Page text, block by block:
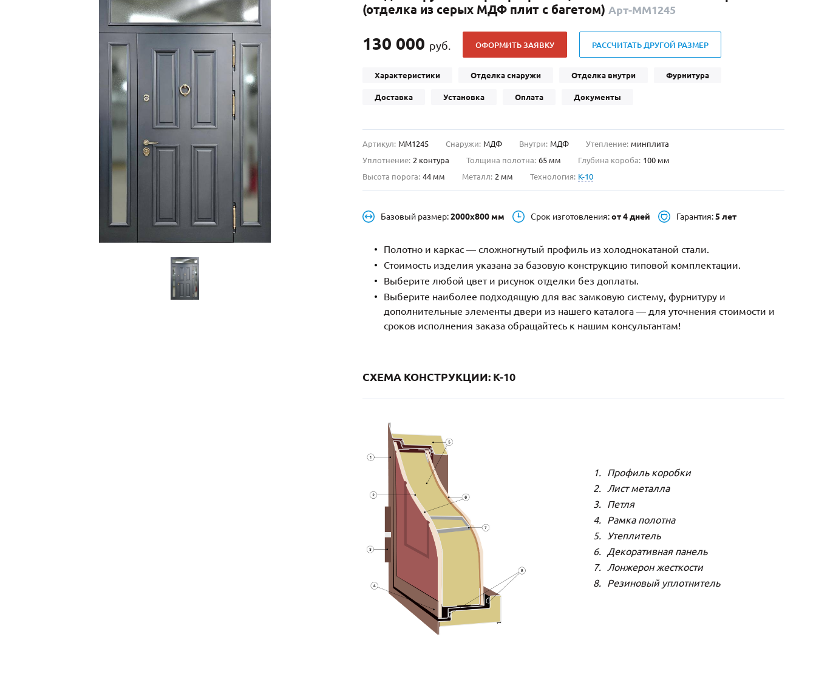
С выдавленным рисунком(35)
С металлобагетом(571)
С геометрическим рисунком
(29)
Для дачи
Для бани
Для общественных зданий
Для магазина
Для электрощитовой
В лифтовые холлы
С отбойником (91)
С импостами
С витражами (11)
В современном стиле
Нестандартные(479)
С фрамугой(265)
4-го класса защиты (499)
Полуторапольные
(отделка из серых МДФ плит с багетом) Арт-ММ1245
130 000 руб. ОФОРМИТЬ ЗАЯВКУ РАССЧИТАТЬ ДРУГОЙ РАЗМЕР
Характеристики Отделка снаружи Отделка внутри Фурнитура
Доставка Установка Оплата Документы
Артикул: ММ1245 Снаружи: МДФ Внутри: МДФ Утепление: минплита
Уплотнение: 2 контура Толщина полотна: 65 мм Глубина короба: 100 мм
Высота порога: 44 мм Металл: 2 мм Технология: K-10
Базовый размер:2000х800 мм Срок изготовления:от 4 дней Гарантия:5 лет
Полотно и каркас — сложногнутый профиль из холоднокатаной стали.
Стоимость изделия указана за базовую конструкцию типовой комплектации.
Выберите любой цвет и рисунок отделки без доплаты.
Выберите наиболее подходящую для вас замковую систему, фурнитуру и
дополнительные элементы двери из нашего каталога — для уточнения стоимости и
сроков исполнения заказа обращайтесь к нашим консультантам!
СХЕМА КОНСТРУКЦИИ: K-10
Профиль коробки
Лист металла
Петля
Рамка полотна
Утеплитель
Декоративная панель
Лонжерон жесткости
Резиновый уплотнитель